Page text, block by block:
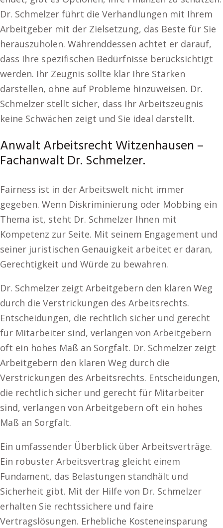
Dr. Schmelzer führt die Verhandlungen mit Ihrem
Arbeitgeber mit der Zielsetzung, das Beste für Sie
herauszuholen. Währenddessen achtet er darauf,
dass Ihre spezifischen Bedürfnisse berücksichtigt
werden. Ihr Zeugnis sollte klar Ihre Stärken
darstellen, ohne auf Probleme hinzuweisen. Dr.
Schmelzer stellt sicher, dass Ihr Arbeitszeugnis
keine Schwächen zeigt und Sie ideal darstellt.
Anwalt Arbeitsrecht Witzenhausen –
Fachanwalt Dr. Schmelzer.
Fairness ist in der Arbeitswelt nicht immer
gegeben. Wenn Diskriminierung oder Mobbing ein
Thema ist, steht Dr. Schmelzer Ihnen mit
Kompetenz zur Seite. Mit seinem Engagement und
seiner juristischen Genauigkeit arbeitet er daran,
Gerechtigkeit und Würde zu bewahren.
Dr. Schmelzer zeigt Arbeitgebern den klaren Weg
durch die Verstrickungen des Arbeitsrechts.
Entscheidungen, die rechtlich sicher und gerecht
für Mitarbeiter sind, verlangen von Arbeitgebern
oft ein hohes Maß an Sorgfalt. Dr. Schmelzer zeigt
Arbeitgebern den klaren Weg durch die
Verstrickungen des Arbeitsrechts. Entscheidungen,
die rechtlich sicher und gerecht für Mitarbeiter
sind, verlangen von Arbeitgebern oft ein hohes
Maß an Sorgfalt.
Ein umfassender Überblick über Arbeitsverträge.
Ein robuster Arbeitsvertrag gleicht einem
Fundament, das Belastungen standhält und
Sicherheit gibt. Mit der Hilfe von Dr. Schmelzer
erhalten Sie rechtssichere und faire
Vertragslösungen. Erhebliche Kosteneinsparung